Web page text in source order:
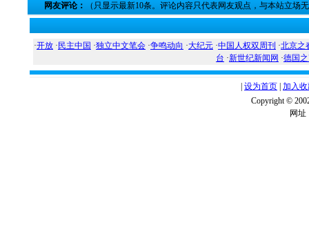
网友评论： （只显示最新10条。评论内容只代表网友观点，与本站立场
·开放 · 民主中国 ·独立中文笔会 ·争鸣动向 ·大纪元 ·中国人权双周刊 ·北京之
台 ·新世纪新闻网 ·德国
设为首页 加入
Copyright ©
网址